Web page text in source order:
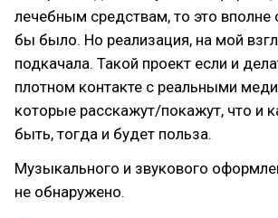
лечебным средствам, то это вполне
бы было. Но реализация, на мой
подкачала. Такой проект если и
плотном контакте с реальными
которые расскажут/покажут, что и
быть, тогда и будет польза.
Музыкального и звукового
не обнаружено.